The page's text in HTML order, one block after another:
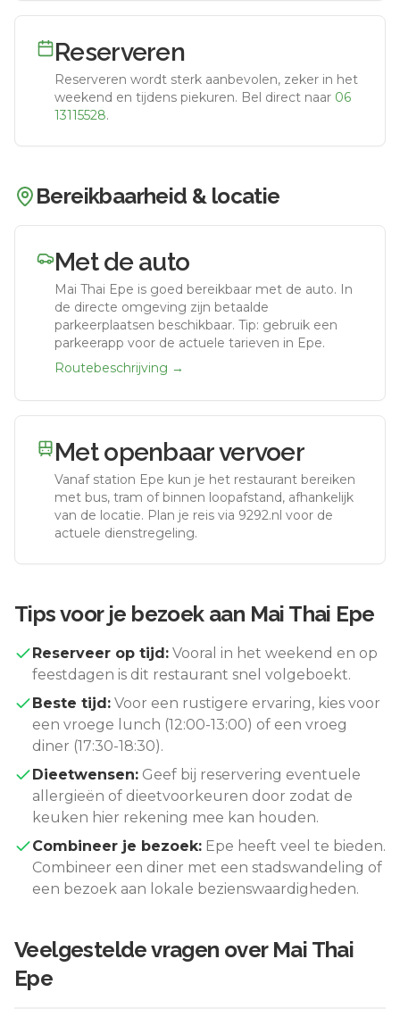
Reserveren
Reserveren wordt sterk aanbevolen, zeker in het
weekend en tijdens piekuren. Bel direct naar 06
13115528.
Bereikbaarheid & locatie
Met de auto
Mai Thai Epe is goed bereikbaar met de auto. In
de directe omgeving zijn betaalde
parkeerplaatsen beschikbaar. Tip: gebruik een
parkeerapp voor de actuele tarieven in Epe.
Routebeschrijving →
Met openbaar vervoer
Vanaf station Epe kun je het restaurant bereiken
met bus, tram of binnen loopafstand, afhankelijk
van de locatie. Plan je reis via 9292.nl voor de
actuele dienstregeling.
Tips voor je bezoek aan Mai Thai Epe
Reserveer op tijd: Vooral in het weekend en op
feestdagen is dit restaurant snel volgeboekt.
Beste tijd: Voor een rustigere ervaring, kies voor
een vroege lunch (12:00-13:00) of een vroeg
diner (17:30-18:30).
Dieetwensen: Geef bij reservering eventuele
allergieën of dieetvoorkeuren door zodat de
keuken hier rekening mee kan houden.
Combineer je bezoek: Epe heeft veel te bieden.
Combineer een diner met een stadswandeling of
een bezoek aan lokale bezienswaardigheden.
Veelgestelde vragen over Mai Thai
Epe